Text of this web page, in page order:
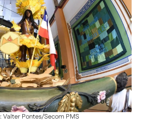
Valter Pontes/Secom PMS